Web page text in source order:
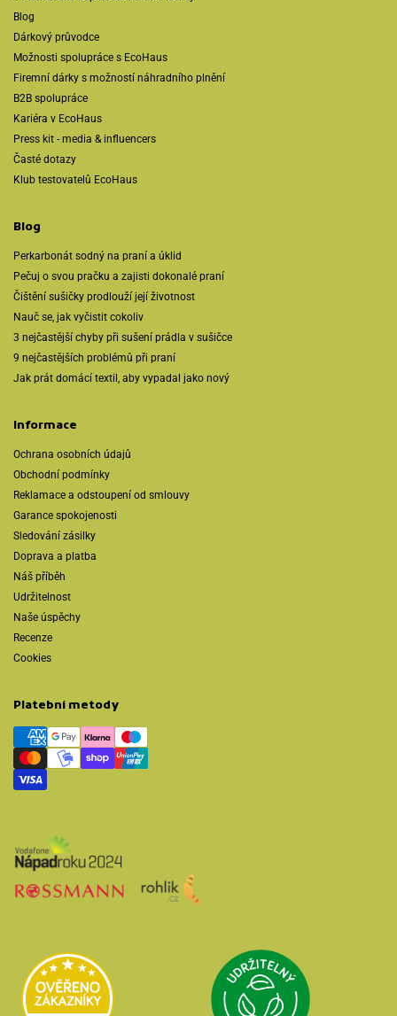
Blog
Dárkový průvodce
Možnosti spolupráce s EcoHaus
Firemní dárky s možností náhradního plnění
B2B spolupráce
Kariéra v EcoHaus
Press kit - media & influencers
Časté dotazy
Klub testovatelů EcoHaus
Blog
Perkarbonát sodný na praní a úklid
Pečuj o svou pračku a zajisti dokonalé praní
Čištění sušičky prodlouží její životnost
Nauč se, jak vyčistit cokoliv
3 nejčastější chyby při sušení prádla v sušičce
9 nejčastějších problémů při praní
Jak prát domácí textil, aby vypadal jako nový
Informace
Ochrana osobních údajů
Obchodní podmínky
Reklamace a odstoupení od smlouvy
Garance spokojenosti
Sledování zásilky
Doprava a platba
Náš příběh
Udržitelnost
Naše úspěchy
Recenze
Cookies
Platební metody